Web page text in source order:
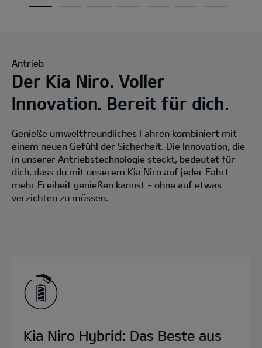
Antrieb
Der Kia Niro. Voller
Innovation. Bereit für dich.
Genieße umweltfreundliches Fahren kombiniert mit
einem neuen Gefühl der Sicherheit. Die Innovation, die
in unserer Antriebstechnologie steckt, bedeutet für
dich, dass du mit unserem Kia Niro auf jeder Fahrt
mehr Freiheit genießen kannst - ohne auf etwas
verzichten zu müssen.
Kia Niro Hybrid: Das Beste aus